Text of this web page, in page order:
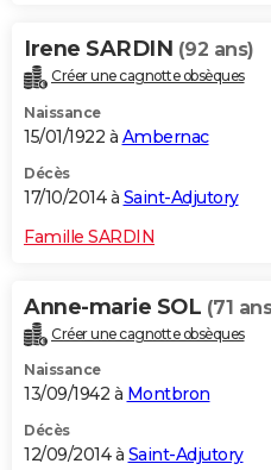
Irene SARDIN (92 ans)
Créer une cagnotte obsèques
Naissance
15/01/1922 à Ambernac
Décès
17/10/2014 à Saint-Adjutory
Famille SARDIN
Anne-marie SOL (71
Créer une cagnotte obsèques
Naissance
13/09/1942 à Montbron
Décès
12/09/2014 à Saint-Adjutory